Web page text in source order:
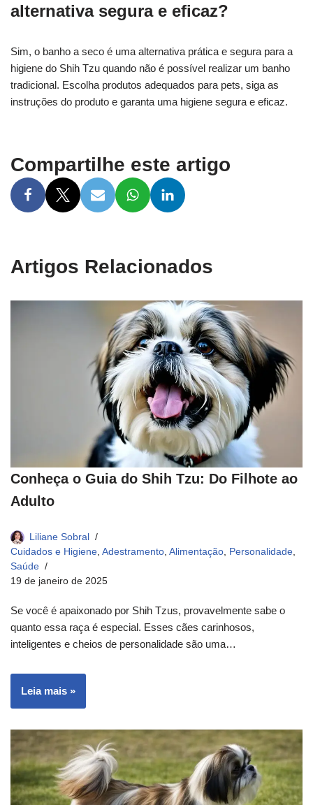
alternativa segura e eficaz?
Sim, o banho a seco é uma alternativa prática e segura para a
higiene do Shih Tzu quando não é possível realizar um banho
tradicional. Escolha produtos adequados para pets, siga as
instruções do produto e garanta uma higiene segura e eficaz.
Compartilhe este artigo
Artigos Relacionados
Conheça o Guia do Shih Tzu: Do Filhote ao
Adulto
Liliane Sobral
Cuidados e Higiene Adestramento Alimentação Personalidade
Saúde
19 de janeiro de 2025
Se você é apaixonado por Shih Tzus, provavelmente sabe o
quanto essa raça é especial. Esses cães carinhosos,
inteligentes e cheios de personalidade são uma…
Leia mais »